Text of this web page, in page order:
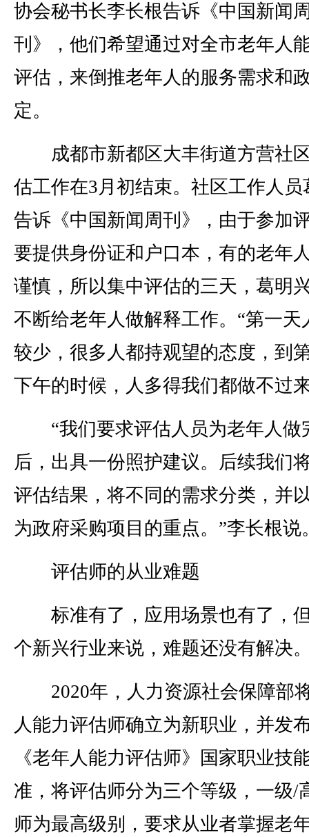
协会秘书长李长根告诉《中国新闻
刊》，他们希望通过对全市老年人
评估，来倒推老年人的服务需求和
定。
成都市新都区大丰街道方营社
估工作在3月初结束。社区工作人员
告诉《中国新闻周刊》，由于参加
要提供身份证和户口本，有的老年
谨慎，所以集中评估的三天，葛明
不断给老年人做解释工作。“第一天
较少，很多人都持观望的态度，到
下午的时候，人多得我们都做不过
“我们要求评估人员为老年人做
后，出具一份照护建议。后续我们
评估结果，将不同的需求分类，并
为政府采购项目的重点。”李长根说
评估师的从业难题
标准有了，应用场景也有了，
个新兴行业来说，难题还没有解决
2020年，人力资源社会保障部
人能力评估师确立为新职业，并发
《老年人能力评估师》国家职业技
准，将评估师分为三个等级，一级/
师为最高级别，要求从业者掌握老